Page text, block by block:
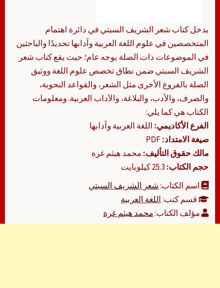
يدخل كتاب شعر الشريف السبتي في دائرة اهتمام
المتخصصين في علوم اللغة العربية وآدابها تحديدًا والباحثين
في الموضوعات ذات الصلة بوجه عام؛ حيث يقع كتاب شعر
الشريف السبتي ضمن نطاق تخصص علوم اللغة ووثيق
الصلة بالفروع الأخرى مثل الشعر، والقواعد النحوية،
والصرف، والأدب، والبلاغة، والآداب العربية. ومعلومات
الكتاب هي كما يلي:
الفرع الأكاديمي: اللغة العربية وآدابها
صيغة الامتداد:
مالك حقوق التأليف: محمد هيثم غرة
حجم الكتاب:
اسم الكتاب:شعر الشريف السبتي
قسم كتب:اللغة العربية
مؤلف الكتاب:محمد هيثم غرة